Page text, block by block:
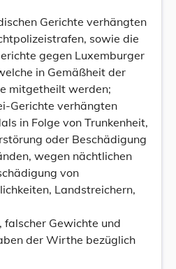
Gerichte verhängten
sowie die
gegen Luxemburger
in Gemäßheit der
mitgetheilt werden;
Gerichte verhängten
in Folge von Trunkenheit,
oder Beschädigung
wegen nächtlichen
von
Landstreichern,
falscher Gewichte und
der Wirthe bezüglich